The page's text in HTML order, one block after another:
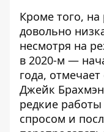
Кроме того,
довольно
несмотря на
в 2020-м —
года, отмечает
Джейк
редкие
спросом и